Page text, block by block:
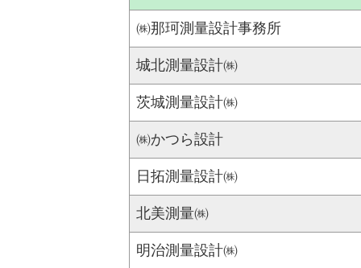
㈱那珂測量設計事務所
城北測量設計㈱
茨城測量設計㈱
㈱かつら設計
日拓測量設計㈱
北美測量㈱
明治測量設計㈱